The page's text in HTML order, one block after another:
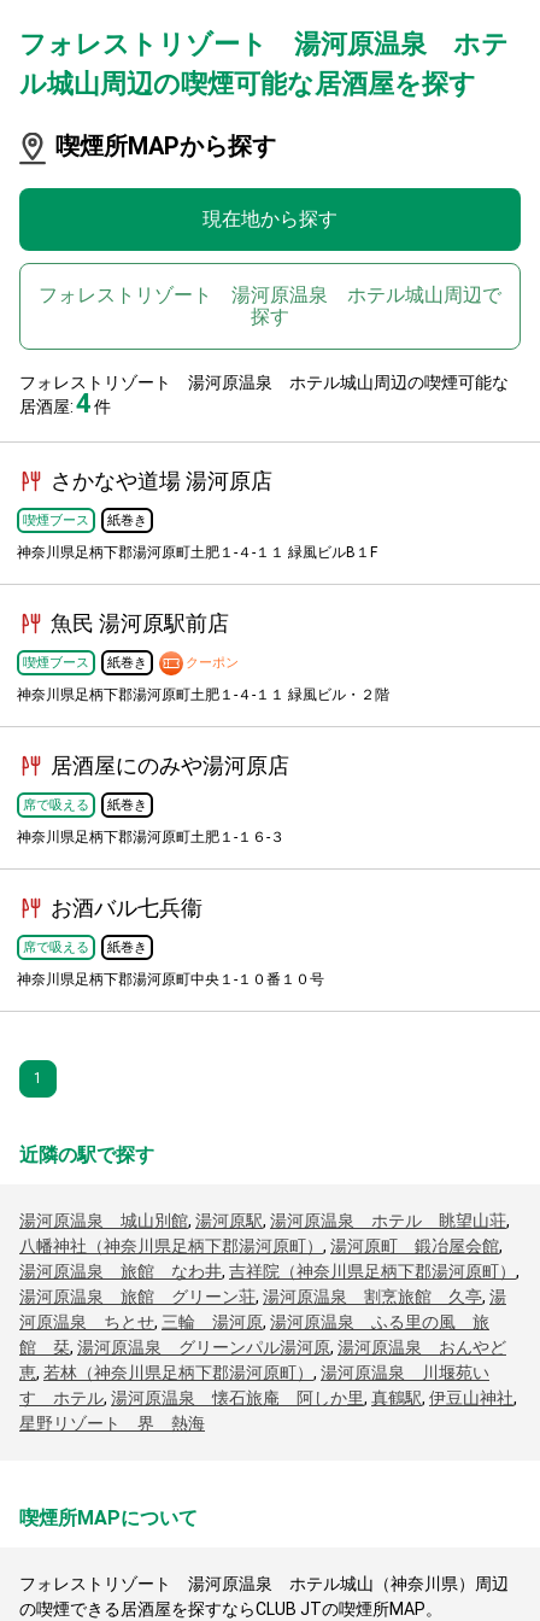
フォレストリゾート 湯河原温泉 ホテ
ル城山周辺の喫煙可能な居酒屋を探す
喫煙所MAPから探す
現在地から探す
フォレストリゾート 湯河原温泉 ホテル城山周辺で
探す
フォレストリゾート 湯河原温泉 ホテル城山周辺の喫煙可能な
居酒屋:4件
さかなや道場 湯河原店
喫煙ブース 紙巻き
神奈川県足柄下郡湯河原町土肥１-４-１１ 緑風ビルB１F
魚民 湯河原駅前店
喫煙ブース 紙巻き クーポン
神奈川県足柄下郡湯河原町土肥１-４-１１ 緑風ビル・２階
居酒屋にのみや湯河原店
席で吸える 紙巻き
神奈川県足柄下郡湯河原町土肥１-１６-３
お酒バル七兵衞
席で吸える 紙巻き
神奈川県足柄下郡湯河原町中央１-１０番１０号
1
近隣の駅で探す
湯河原温泉 城山別館, 湯河原駅, 湯河原温泉 ホテル 眺望山荘,
八幡神社（神奈川県足柄下郡湯河原町） , 湯河原町 鍛冶屋会館,
湯河原温泉 旅館 なわ井, 吉祥院（神奈川県足柄下郡湯河原町） ,
湯河原温泉 旅館 グリーン荘, 湯河原温泉 割烹旅館 久亭, 湯
河原温泉 ちとせ, 三輪 湯河原, 湯河原温泉 ふる里の風 旅
館 栞, 湯河原温泉 グリーンパル湯河原, 湯河原温泉 おんやど
恵, 若林（神奈川県足柄下郡湯河原町） , 湯河原温泉 川堰苑い
すゞホテル, 湯河原温泉 懐石旅庵 阿しか里, 真鶴駅, 伊豆山神社,
星野リゾート 界 熱海
喫煙所MAPについて
フォレストリゾート 湯河原温泉 ホテル城山（神奈川県）周辺
の喫煙できる居酒屋を探すならCLUB JTの喫煙所MAP。